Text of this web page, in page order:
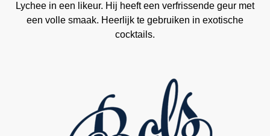
Lychee in een likeur. Hij heeft een verfrissende geur met
een volle smaak. Heerlijk te gebruiken in exotische
cocktails.